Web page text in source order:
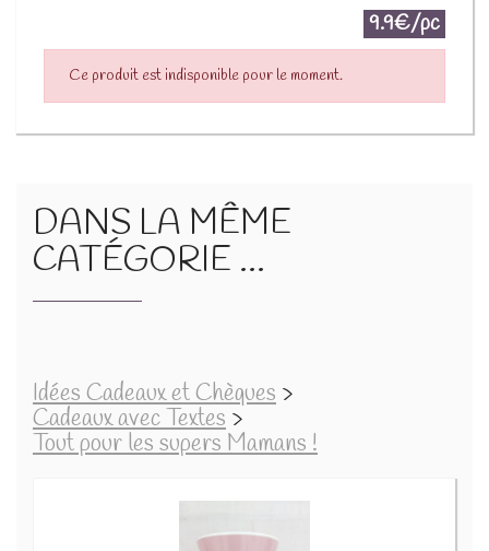
9.9€/pc
Ce produit est indisponible pour le moment.
DANS LA MÊME
CATÉGORIE ...
Idées Cadeaux et Chèques >
Cadeaux avec Textes >
Tout pour les supers Mamans !